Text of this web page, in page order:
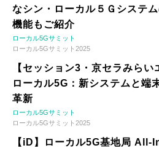
なシン・ローカル５Ｇシステ
機能もご紹介
ローカル5Gサミット
ローカル5Gサミット2025
【セッション3・京セラみら
ローカル5G：新システムと端
革新
ローカル5Gサミット
ローカル5Gサミット2025
【iD】ローカル5G基地局 All-